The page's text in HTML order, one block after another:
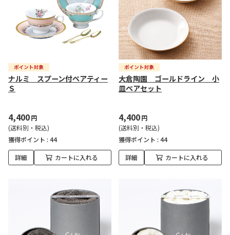
ナルミ スプーン付ペアティー
Ｓ
4,400円
(送料別・税込)
獲得ポイント : 44
詳細 カートに入れる
大倉陶園 ゴールドライン 小
皿ペアセット
4,400円
(送料別・税込)
獲得ポイント : 44
詳細 カートに入れる